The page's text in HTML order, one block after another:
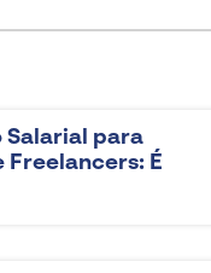
para
Freelancers: É